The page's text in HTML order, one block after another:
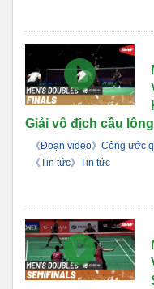
Giải vô địch cầu
《Đoạn video》Công ước
《Tin tức》Tin tức